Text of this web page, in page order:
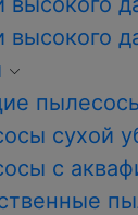
высокого
сухой
с